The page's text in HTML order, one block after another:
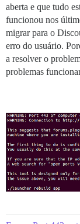
aberta e que tudo
funcionou nos
migrar para o
erro do usuário.
a resolver o
problemas